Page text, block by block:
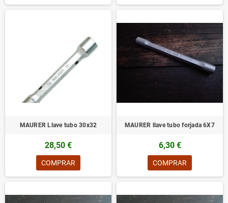
MAURER Llave tubo 30x32
28,50 €
COMPRAR
MAURER llave tubo forjada 6X7
6,30 €
COMPRAR